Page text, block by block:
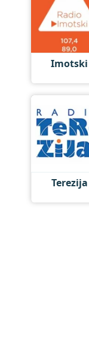
Imotski
Terezija